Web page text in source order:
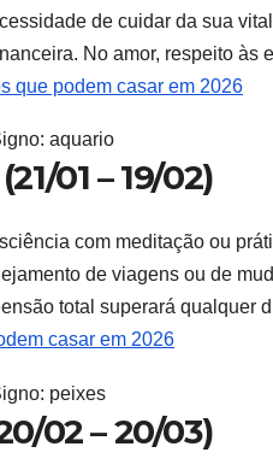
de cuidar da sua
No amor, respeito
que podem casar em 2026
01 – 19/02)
com meditação ou
de viagens ou de
total superará qualquer
casar em 2026
02 – 20/03)